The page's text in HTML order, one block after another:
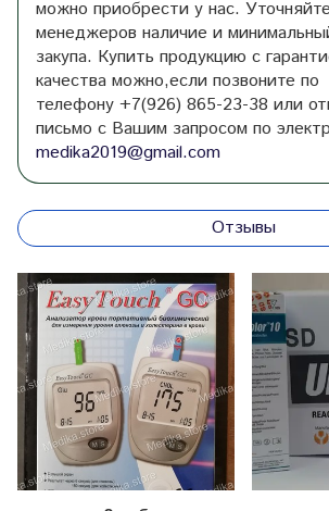
можно приобрести у нас.
менеджеров наличие и
закупа. Купить продукцию с
качества можно,если позвоните по
телефону +7(926) 865-23-38 или
письмо с Вашим запросом по
medika2019@gmail.com
Отзывы